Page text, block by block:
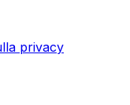
privacy